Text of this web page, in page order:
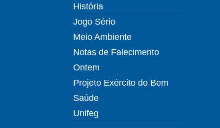
História
Jogo Sério
Meio Ambiente
Notas de Falecimento
Ontem
Projeto Exército do Bem
Saúde
Unifeg